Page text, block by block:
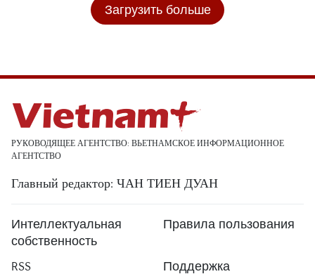
Загрузить больше
РУКОВОДЯЩЕЕ АГЕНТСТВО: ВЬЕТНАМСКОЕ ИНФОРМАЦИОННОЕ
АГЕНТСТВО
Главный редактор: ЧАН ТИЕН ДУАН
Интеллектуальная
собственность
Правила пользования
RSS Поддержка